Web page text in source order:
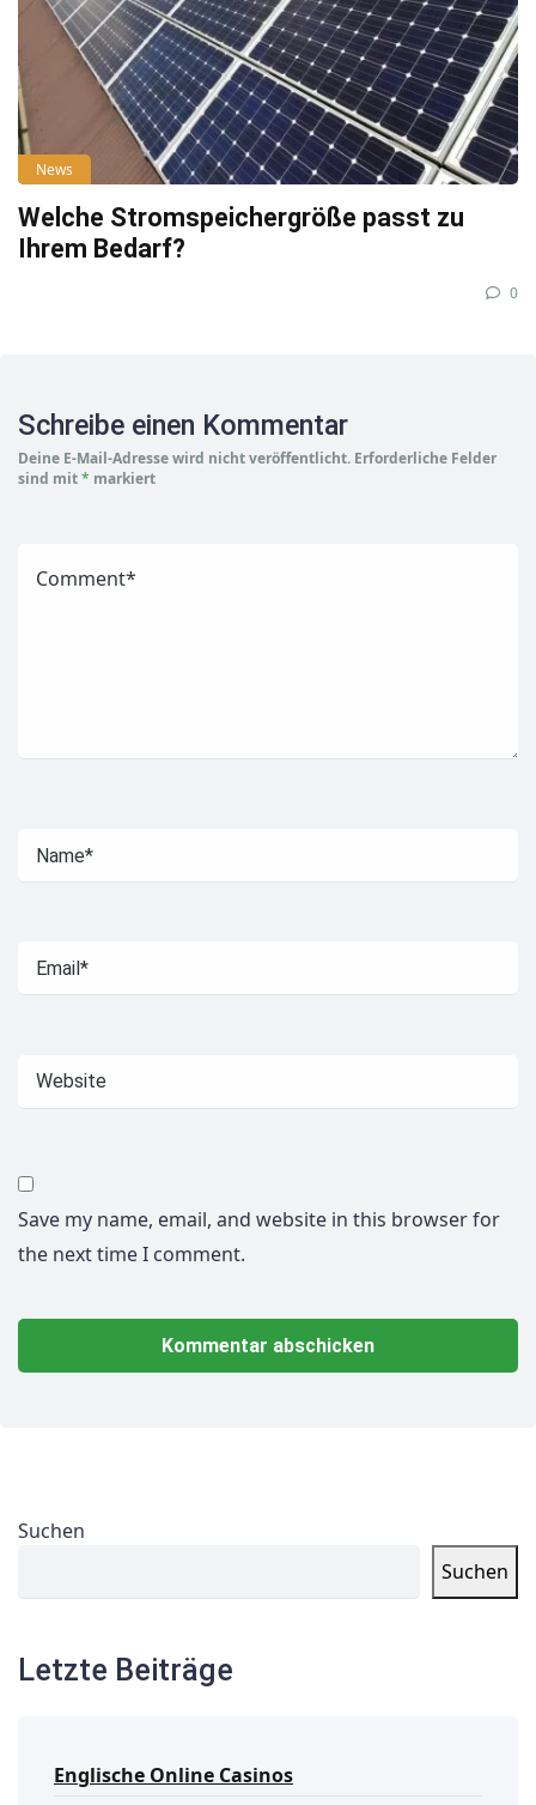
News
Welche Stromspeichergröße passt zu
Ihrem Bedarf?
0
Schreibe einen Kommentar
Deine E-Mail-Adresse wird nicht veröffentlicht. Erforderliche Felder
sind mit* markiert
Save my name, email, and website in this browser for
the next time I comment.
Suchen
Suchen
Letzte Beiträge
Englische Online Casinos